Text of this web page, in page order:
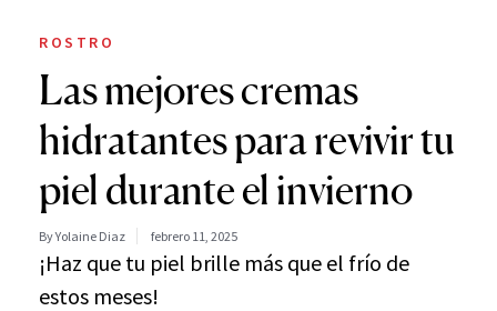
ROSTRO
Las mejores cremas
hidratantes para revivir tu
piel durante el invierno
By Yolaine Diaz febrero 11, 2025
¡Haz que tu piel brille más que el frío de
estos meses!